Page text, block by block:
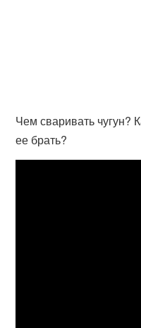
Чем сваривать чугун?
ее брать?